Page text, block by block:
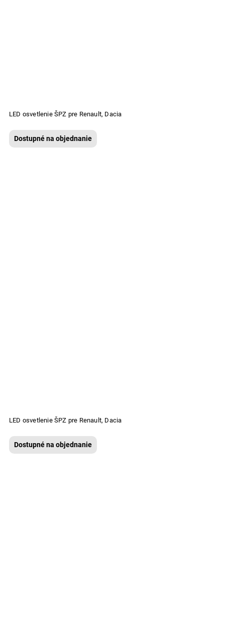
LED osvetlenie ŠPZ pre Renault, Dacia
Dostupné na objednanie
LED osvetlenie ŠPZ pre Renault, Dacia
Dostupné na objednanie